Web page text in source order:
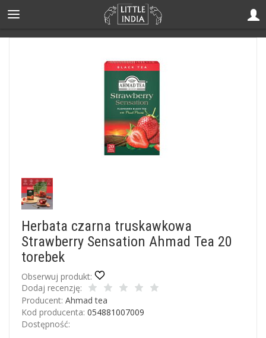
Herbata czarna truskawkowa
Strawberry Sensation Ahmad Tea 20
torebek
Obserwuj produkt:
Dodaj recenzję:
Producent: Ahmad tea
Kod producenta: 054881007009
Dostępność: